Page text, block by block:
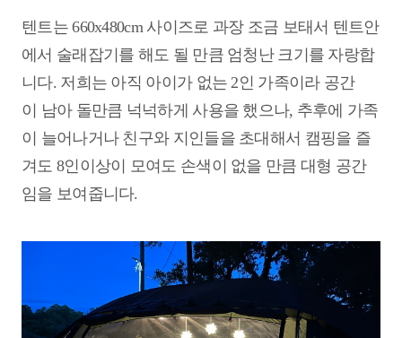
텐트는 660x480cm 사이즈로 과장 조금 보태서 텐트안
에서 술래잡기를 해도 될 만큼 엄청난 크기를 자랑합
니다. 저희는 아직 아이가 없는 2인 가족이라 공간
이 남아 돌만큼 넉넉하게 사용을 했으나, 추후에 가족
이 늘어나거나 친구와 지인들을 초대해서 캠핑을 즐
겨도 8인이상이 모여도 손색이 없을 만큼 대형 공간
임을 보여줍니다.